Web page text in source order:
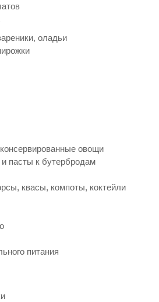
оладьи
овощи
пасты к бутербродам
квасы, компоты, коктейли
питания